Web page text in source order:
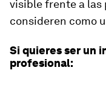
visible frente a las
consideren como
Si quieres ser un
profesional: